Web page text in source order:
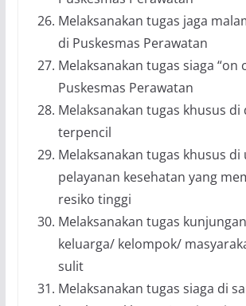
Melaksanakan tugas jaga
di Puskesmas Perawatan
Melaksanakan tugas siaga “on
Puskesmas Perawatan
Melaksanakan tugas khusus di
terpencil
Melaksanakan tugas khusus di
pelayanan kesehatan yang
resiko tinggi
Melaksanakan tugas
keluarga/ kelompok/
sulit
Melaksanakan tugas siaga di